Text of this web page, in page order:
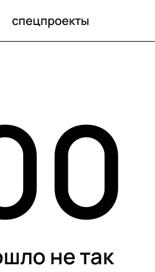
спецпроекты
не так